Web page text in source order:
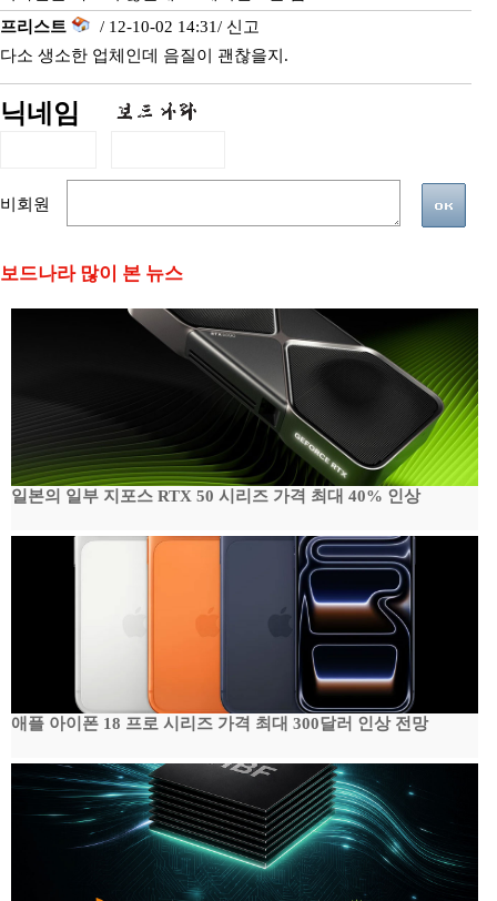
프리스트
/ 12-10-02 14:31/ 신고
다소 생소한 업체인데 음질이 괜찮을지.
닉네임
비회원
보드나라 많이 본 뉴스
일본의 일부 지포스 RTX 50 시리즈 가격 최대 40% 인상
애플 아이폰 18 프로 시리즈 가격 최대 300달러 인상 전망